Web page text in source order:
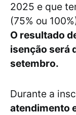
2025 e que
(75% ou
O resultado
isenção será
setembro.
Durante a
atendimento